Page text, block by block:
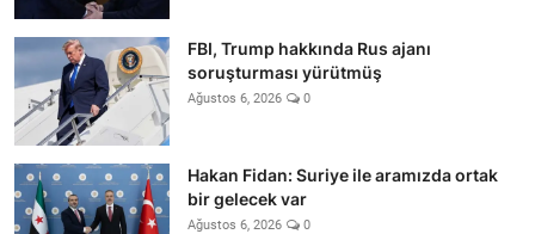
FBI, Trump hakkında Rus ajanı
soruşturması yürütmüş
Ağustos 6, 2026 0
Hakan Fidan: Suriye ile aramızda ortak
bir gelecek var
Ağustos 6, 2026 0